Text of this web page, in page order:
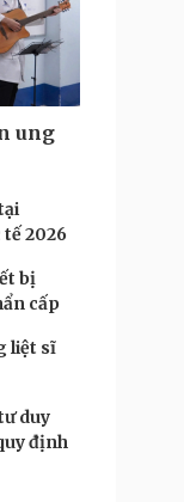
ung
2026
bị
cấp
liệt sĩ
duy
định